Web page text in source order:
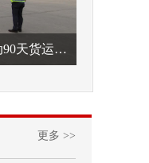
三方执法力量集结 呼伦贝尔启动90天货运车辆违法专项整治
更多 >>